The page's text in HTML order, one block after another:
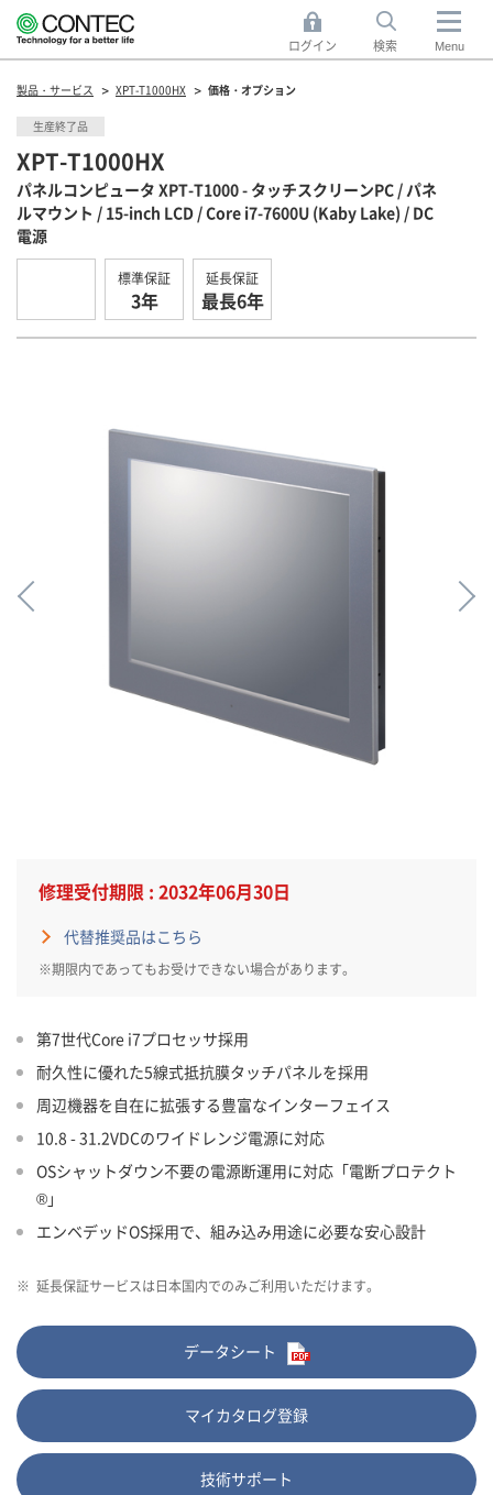
ログイン 検索 Menu
製品・サービス XPT-T1000HX 価格・オプション
XPT-T1000HX
パネルコンピュータ XPT-T1000 - タッチスクリーンPC / パネ
ルマウント / 15-inch LCD / Core i7-7600U (Kaby Lake) / DC
電源
生産終了品
標準保証
3年
延長保証
最長6年
修理受付期限 : 2032年06月30日
代替推奨品はこちら
※期限内であってもお受けできない場合があります。
第7世代Core i7プロセッサ採用
耐久性に優れた5線式抵抗膜タッチパネルを採用
周辺機器を自在に拡張する豊富なインターフェイス
10.8 - 31.2VDCのワイドレンジ電源に対応
OSシャットダウン不要の電源断運用に対応「電断プロテクト
®」
エンベデッドOS採用で、組み込み用途に必要な安心設計
※ 延長保証サービスは日本国内でのみご利用いただけます。
データシート
マイカタログ登録
技術サポート